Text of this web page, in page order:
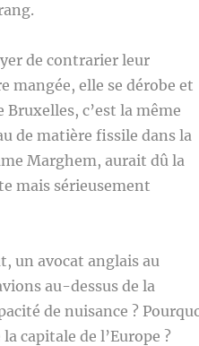
de contrarier leur
mangée, elle se dérobe et
c’est la même
de matière fissile dans la
Marghem, aurait dû la
mais sérieusement
un avocat anglais au
au-dessus de la
de nuisance ?
capitale de l’Europe ?